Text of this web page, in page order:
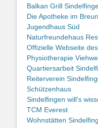
Balkan Grill
Die Apotheke im
Jugendhaus Süd
Naturfreundehaus
Offizielle Webseite
Physiotherapie
Quartiersarbeit
Reiterverein
Schützenhaus
Sindelfingen will's
TCM Everest
Wohnstätten